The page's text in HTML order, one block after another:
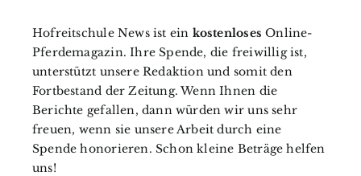
Hofreitschule News ist ein kostenloses Online-
Pferdemagazin. Ihre Spende, die freiwillig ist,
unterstützt unsere Redaktion und somit den
Fortbestand der Zeitung. Wenn Ihnen die
Berichte gefallen, dann würden wir uns sehr
freuen, wenn sie unsere Arbeit durch eine
Spende honorieren. Schon kleine Beträge helfen
uns!